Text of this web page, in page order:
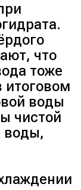
что
тоже
итоговом
воды
чистой
воды,